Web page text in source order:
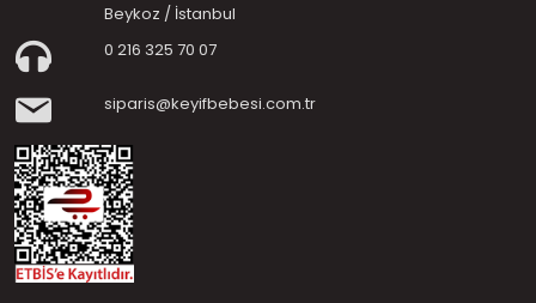
Beykoz / İstanbul
0 216 325 70 07
siparis@keyifbebesi.com.tr